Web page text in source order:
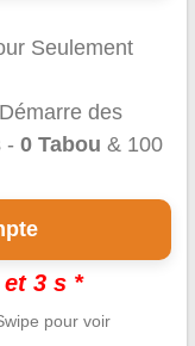
Seulement
des
- 0 Tabou & 100
3 s *
pour voir